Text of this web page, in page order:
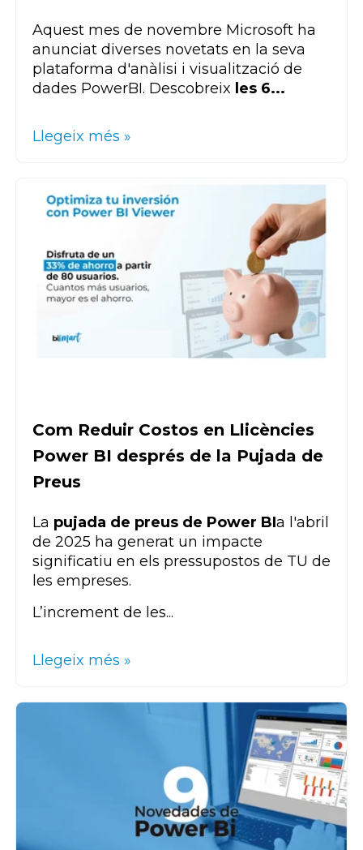
Aquest mes de novembre Microsoft ha
anunciat diverses novetats en la seva
plataforma d'anàlisi i visualització de
dades PowerBI. Descobreix les 6...
Llegeix més »
Com Reduir Costos en Llicències
Power BI després de la Pujada de
Preus
La pujada de preus de Power BIa l'abril
de 2025 ha generat un impacte
significatiu en els pressupostos de TU de
les empreses.
L’increment de les...
Llegeix més »